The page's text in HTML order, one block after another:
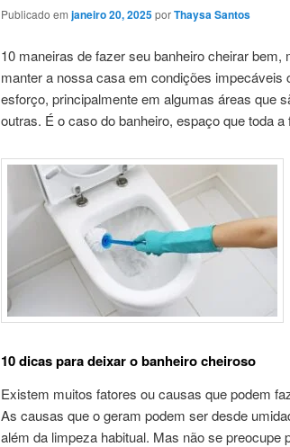
Publicado em janeiro 20, 2025porThaysa Santos
10 maneiras de fazer seu banheiro cheirar
manter a nossa casa em condições
esforço, principalmente em algumas áreas que
outras. É o caso do banheiro, espaço que toda
10 dicas para deixar o banheiro cheiroso
Existem muitos fatores ou causas que podem
As causas que o geram podem ser desde
além da limpeza habitual. Mas não se